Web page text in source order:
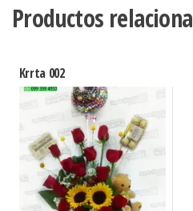
Productos
Krrta 002